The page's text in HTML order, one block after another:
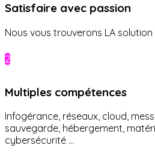
Satisfaire avec passion
Nous vous trouverons LA solution
2
Multiples compétences
Infogérance, réseaux, cloud,
sauvegarde, hébergement,
cybersécurité ...